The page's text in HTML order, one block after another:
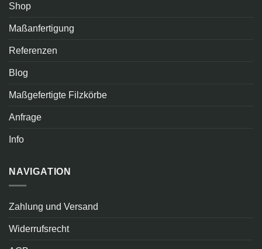
Shop
Maßanfertigung
Referenzen
Blog
Maßgefertigte Filzkörbe
Anfrage
Info
NAVIGATION
Zahlung und Versand
Widerrufsrecht